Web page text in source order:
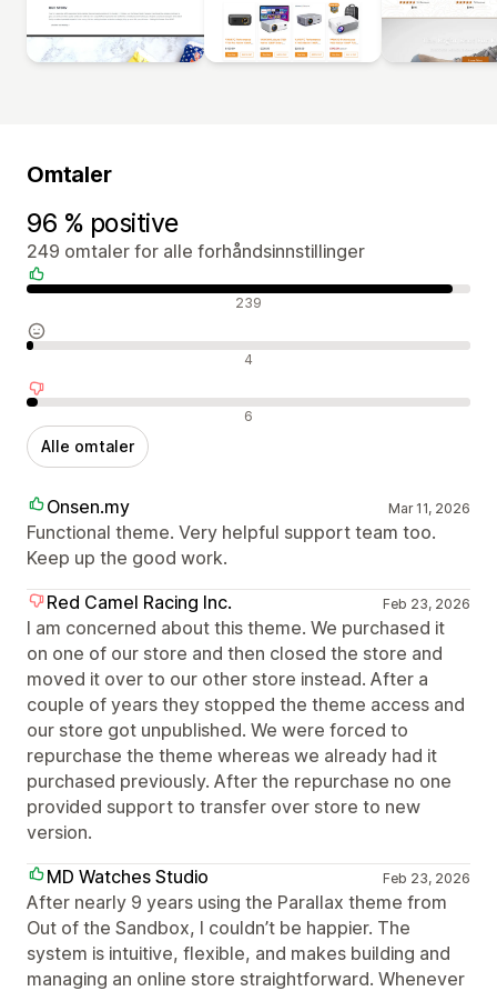
Omtaler
96 % positive
249 omtaler for alle forhåndsinnstillinger
Positive omtaler 239
Nøytrale omtaler 4
Negative omtaler 6
Alle omtaler
Onsen.my Mar 11, 2026
Functional theme. Very helpful support team too.
Keep up the good work.
Red Camel Racing Inc.
Feb 23, 2026
I am concerned about this theme. We purchased it
on one of our store and then closed the store and
moved it over to our other store instead. After a
couple of years they stopped the theme access and
our store got unpublished. We were forced to
repurchase the theme whereas we already had it
purchased previously. After the repurchase no one
provided support to transfer over store to new
version.
MD Watches Studio
Feb 23, 2026
After nearly 9 years using the Parallax theme from
Out of the Sandbox, I couldn’t be happier. The
system is intuitive, flexible, and makes building and
managing an online store straightforward. Whenever